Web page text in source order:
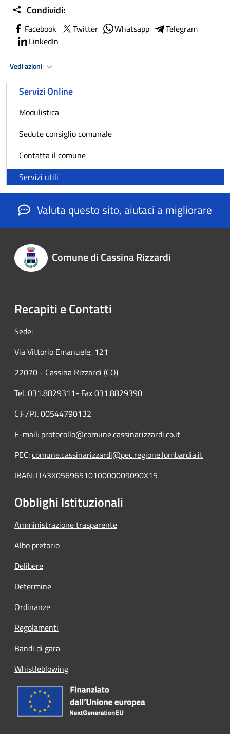
Condividi:
Facebook Twitter Whatsapp
Telegram
LinkedIn
Vedi azioni
Servizi Online
Modulistica
Sedute consiglio comunale
Contatta il comune
Servizi utili
Valuta questo sito, aiutaci a migliorare
Comune di Cassina Rizzardi
Recapiti e Contatti
Sede:
Via Vittorio Emanuele, 121
22070 - Cassina Rizzardi (CO)
Tel. 031.8829311- Fax 031.8829390
C.F./P.I. 00544790132
E-mail: protocollo@comune.cassinarizzardi.co.it
PEC:comune.cassinarizzardi@pec.regione.lombardia.it
IBAN: IT43X0569651010000009090X15
Obblighi Istituzionali
Amministrazione trasparente
Albo pretorio
Delibere
Determine
Ordinanze
Regolamenti
Bandi di gara
Whistleblowing